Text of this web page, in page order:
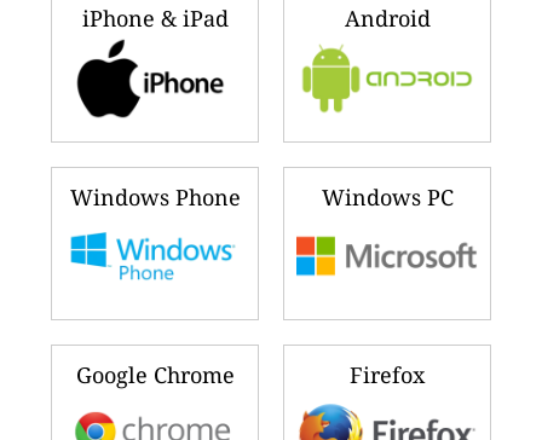
iPhone & iPad Android
Windows Phone Windows PC
Google Chrome Firefox